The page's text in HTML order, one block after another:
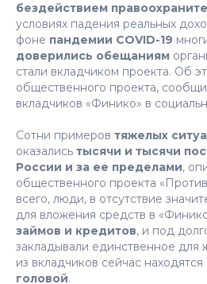
бездействием
условиях падения реальных
фоне пандемии COVID-19
доверились обещаниям
стали вкладчиком проекта. Об
общественного проекта,
вкладчиков «Финико» в
Сотни примеров тяжелых
оказались тысячи и тысячи
России и за ее пределами,
общественного проекта
всего, люди, в отсутствие
для вложения средств в
займов и кредитов, и под
закладывали единственное для
из вкладчиков сейчас находятся
головой.